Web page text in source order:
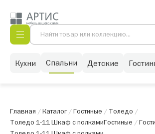
Кухни Спальни Детские
Главная /Каталог/Гостиные / Толедо /
Толедо 1-11 Шкаф с полкамиГостиные /